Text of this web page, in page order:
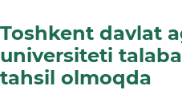
Toshkent davlat
universiteti
tahsil olmoqda